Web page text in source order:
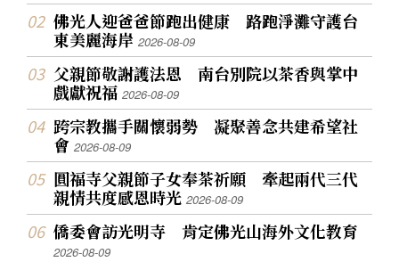
佛光人迎爸爸節跑出健康 路跑淨灘守護台
東美麗海岸2026-08-09
父親節敬謝護法恩 南台別院以茶香與掌中
戲獻祝福2026-08-09
跨宗教攜手關懷弱勢 凝聚善念共建希望社
會2026-08-09
圓福寺父親節子女奉茶祈願 牽起兩代三代
親情共度感恩時光2026-08-09
僑委會訪光明寺 肯定佛光山海外文化教育
2026-08-09